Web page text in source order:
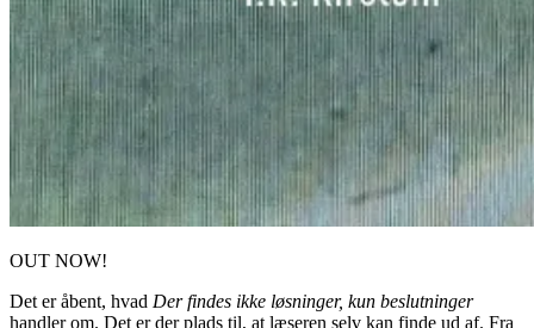
OUT NOW!
Det er åbent, hvad Der findes ikke løsninger, kun beslutninger
handler om. Det er der plads til, at læseren selv kan finde ud af. Fra